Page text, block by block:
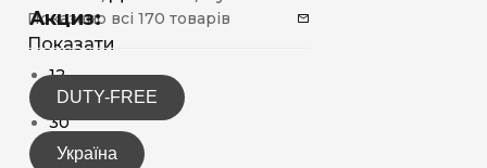
Акциз:
DUTY-FREE
Україна
Показано всі 170 товарів
Показати
12
15
30